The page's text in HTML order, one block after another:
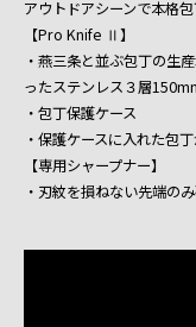
アウトドアシーンで本格
【Pro Knife Ⅱ】
・燕三条と並ぶ包丁の生
ったステンレス３層
・包丁保護ケース
・保護ケースに入れた包
【専用シャープナー】
・刃紋を損ねない先端の